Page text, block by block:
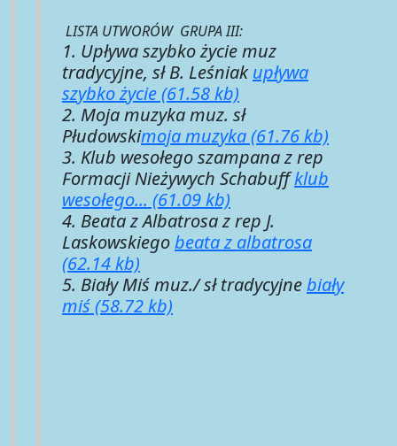
LISTA UTWORÓW GRUPA III:
1. Upływa szybko życie muz
tradycyjne, sł B. Leśniakupływa
szybko życie (61.58 kb)
2. Moja muzyka muz. sł
Płudowskimoja muzyka (61.76 kb)
3. Klub wesołego szampana z rep
Formacji Nieżywych Schabuffklub
wesołego... (61.09 kb)
4. Beata z Albatrosa z rep J.
Laskowskiegobeata z albatrosa
(62.14 kb)
5. Biały Miś muz./ sł tradycyjnebiały
miś (58.72 kb)